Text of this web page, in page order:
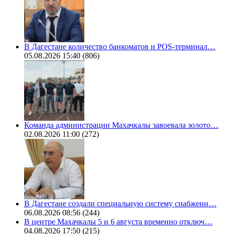
В Дагестане количество банкоматов и POS-терминал…
05.08.2026 15:40 (806)
Команда администрации Махачкалы завоевала золото…
02.08.2026 11:00 (272)
В Дагестане создали специальную систему снабжени…
06.08.2026 08:56 (244)
В центре Махачкалы 5 и 6 августа временно отключ…
04.08.2026 17:50 (215)